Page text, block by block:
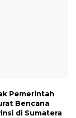
Pemerintah
Bencana
di Sumatera